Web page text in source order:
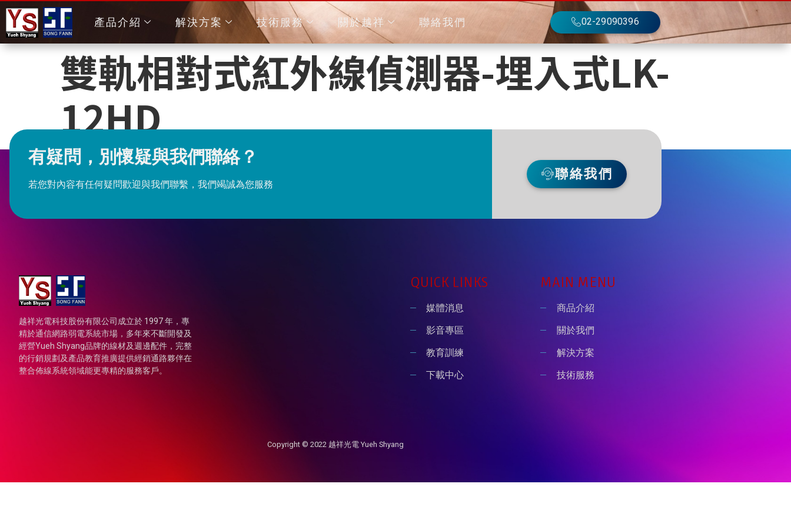
產品介紹 解決方案 技術服務 關於越祥 聯絡我們 02-29090396
雙軌相對式紅外線偵測器-埋入式LK-
12HD
有疑問，別懷疑與我們聯絡？
若您對內容有任何疑問歡迎與我們聯繫，我們竭誠為您服務
聯絡我們
越祥光電科技股份有限公司成立於 1997 年，專
精於通信網路弱電系統市場，多年來不斷開發及
經營Yueh Shyang品牌的線材及週邊配件，完整
的行銷規劃及產品教育推廣提供經銷通路夥伴在
整合佈線系統領域能更專精的服務客戶。
QUICK LINKS
媒體消息
影音專區
教育訓練
下載中心
MAIN MENU
商品介紹
關於我們
解決方案
技術服務
Copyright © 2022 越祥光電 Yueh Shyang